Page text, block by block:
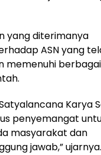
yang diterimanya
ASN yang
memenuhi berbagai
Karya
penyemangat
masyarakat dan
jawab,” ujarnya.